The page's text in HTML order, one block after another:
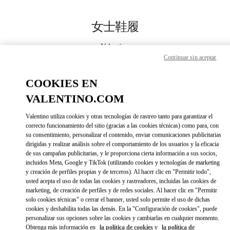
女士鞋履
Valentino
Nanjing Deji Plaza Phase 1 Woman
更多细节
DIRECCIONESLINK OPENS IN
COOKIES EN
VALENTINO.COM
Valentino utiliza cookies y otras tecnologías de rastreo tanto para garantizar el
correcto funcionamiento del sitio (gracias a las cookies técnicas) como para, con
su consentimiento, personalizar el contenido, enviar comunicaciones publicitarias
dirigidas y realizar análisis sobre el comportamiento de los usuarios y la eficacia
de sus campañas publicitarias, y le proporciona cierta información a sus socios,
incluidos Meta, Google y TikTok (utilizando cookies y tecnologías de marketing
y creación de perfiles propias y de terceros). Al hacer clic en "Permitir todo",
usted acepta el uso de todas las cookies y rastreadores, incluidas las cookies de
marketing, de creación de perfiles y de redes sociales. Al hacer clic en "Permitir
solo cookies técnicas" o cerrar el banner, usted solo permite el uso de dichas
cookies y deshabilita todas las demás. En la "Configuración de cookies", puede
personalizar sus opciones sobre las cookies y cambiarlas en cualquier momento.
Obtenga más información en la política de cookies y la política de
Continuar sin aceptar